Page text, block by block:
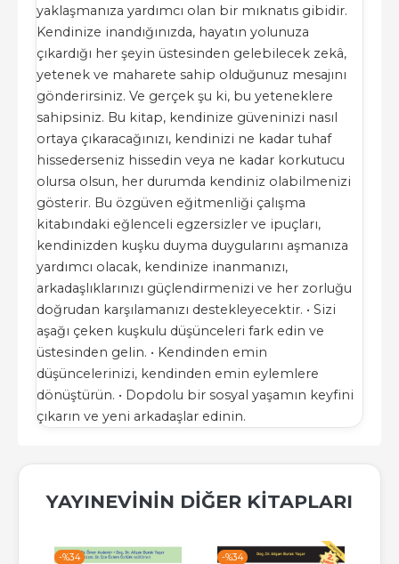
yaklaşmanıza yardımcı olan bir mıknatıs gibidir.
Kendinize inandığınızda, hayatın yolunuza
çıkardığı her şeyin üstesinden gelebilecek zekâ,
yetenek ve maharete sahip olduğunuz mesajını
gönderirsiniz. Ve gerçek şu ki, bu yeteneklere
sahipsiniz. Bu kitap, kendinize güveninizi nasıl
ortaya çıkaracağınızı, kendinizi ne kadar tuhaf
hissederseniz hissedin veya ne kadar korkutucu
olursa olsun, her durumda kendiniz olabilmenizi
gösterir. Bu özgüven eğitmenliği çalışma
kitabındaki eğlenceli egzersizler ve ipuçları,
kendinizden kuşku duyma duygularını aşmanıza
yardımcı olacak, kendinize inanmanızı,
arkadaşlıklarınızı güçlendirmenizi ve her zorluğu
doğrudan karşılamanızı destekleyecektir. • Sizi
aşağı çeken kuşkulu düşünceleri fark edin ve
üstesinden gelin. • Kendinden emin
düşüncelerinizi, kendinden emin eylemlere
dönüştürün. • Dopdolu bir sosyal yaşamın keyfini
çıkarın ve yeni arkadaşlar edinin.
YAYINEVININ DIĞER KITAPLARI
-%34 -%34